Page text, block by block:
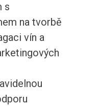
s
na tvorbě
vín a